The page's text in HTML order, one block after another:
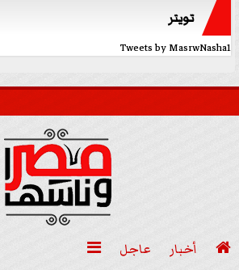
تويتر
Tweets by MasrwNasha1
 أخبار عاجل 